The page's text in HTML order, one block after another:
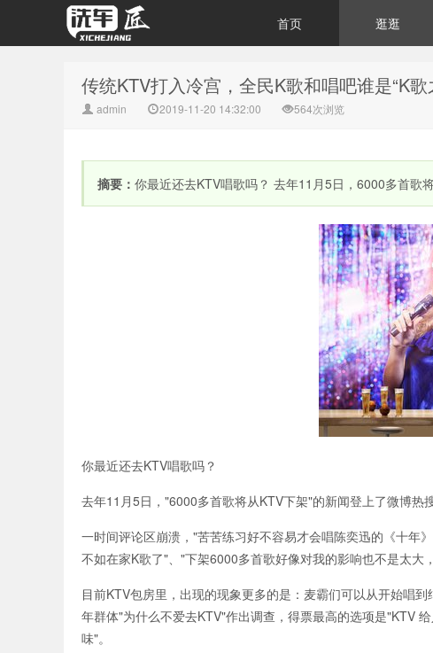
首页 逛逛
传统KTV打入冷宫，全民K歌和唱吧谁是“K歌
admin 2019-11-20 14:32:00 564次浏览
摘要： 你最近还去KTV唱歌吗？ 去年11月5日，6000多首歌
你最近还去KTV唱歌吗？
去年11月5日，"6000多首歌将从KTV下架"的新闻登上了微博热搜
一时间评论区崩溃，"苦苦练习好不容易才会唱陈奕迅的《十年
不如在家K歌了"、"下架6000多首歌好像对我的影响也不是太大
目前KTV包房里，出现的现象更多的是：麦霸们可以从开始唱
年群体"为什么不爱去KTV"作出调查，得票最高的选项是"KTV
味"。